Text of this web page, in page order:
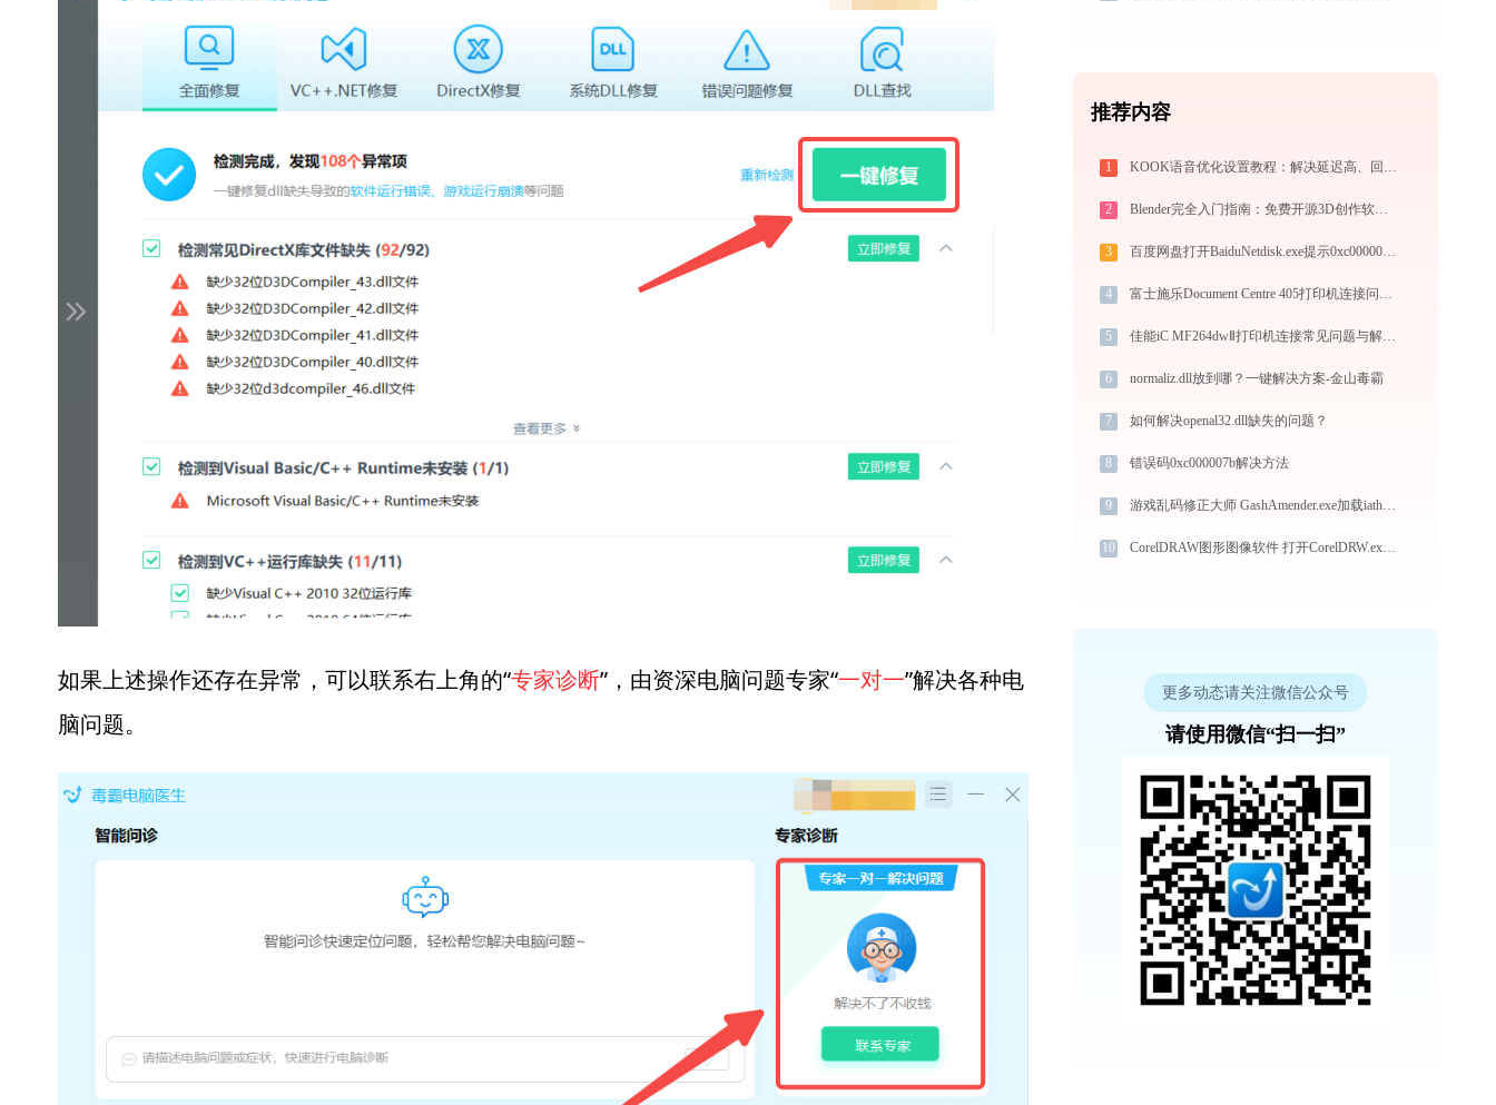
如果上述操作还存在异常，可以联系右上角的“专家诊断”，由资深电脑问题专家“一对一”解决各种电
脑问题。
推荐内容
1 KOOK语音优化设置教程：解决延迟高、回声、降噪失效问题
2 Blender完全入门指南：免费开源3D创作软件从下载到做出第一个作品（2026最新）
3 百度网盘打开BaiduNetdisk.exe提示0xc000007b错误码怎么办
4 富士施乐Document Centre 405打印机连接问题解决方法 -金山毒霸
5 佳能iC MF264dwⅡ打印机连接常见问题与解决方法 -金山毒霸
6 normaliz.dll放到哪？一键解决方案-金山毒霸
7 如何解决openal32.dll缺失的问题？
8 错误码0xc000007b解决方法
9 游戏乱码修正大师 GashAmender.exe加载iathook.dll文件丢失处理办法
10 CorelDRAW图形图像软件 打开CorelDRW.exe找不到mfc120u.dll怎么办
更多动态请关注微信公众号
请使用微信“扫一扫”